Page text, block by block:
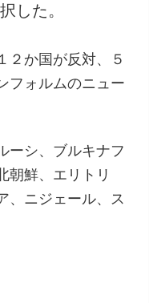
した。
２か国が反対、５
フォルムのニュー
ーシ、ブルキナフ
朝鮮、エリトリ
、ニジェール、ス